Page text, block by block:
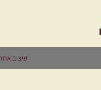
עיצוב